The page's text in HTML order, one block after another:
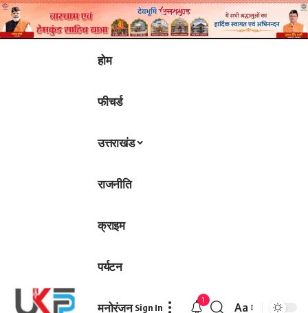
होम
फीचर्ड
उत्तराखंड
राजनीति
क्राइम
पर्यटन
मनोरंजन Sign In
1
Aa